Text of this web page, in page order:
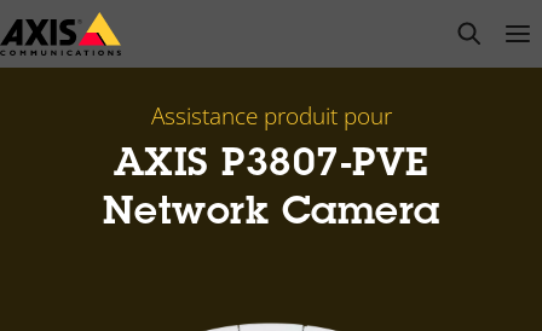
Passer
au
open
Assistance produit pour
AXIS P3807-PVE
Network Camera